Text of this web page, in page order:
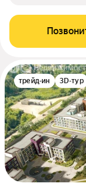
трейд-ин 3D-тур